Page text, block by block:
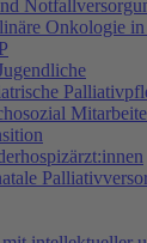
Onkologie